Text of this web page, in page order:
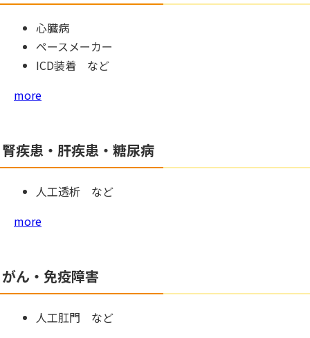
心臓病
ペースメーカー
ICD装着 など
more
腎疾患・肝疾患・糖尿病
人工透析 など
more
がん・免疫障害
人工肛門 など